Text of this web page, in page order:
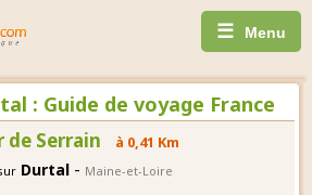
☰ Menu
: Guide de voyage France
de Serrain à 0,41 Km
Durtal - Maine-et-Loire